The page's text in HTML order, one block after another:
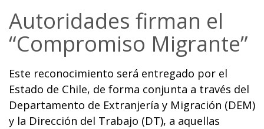
Autoridades firman el
“Compromiso Migrante”
Este reconocimiento será entregado por el
Estado de Chile, de forma conjunta a través del
Departamento de Extranjería y Migración (DEM)
y la Dirección del Trabajo (DT), a aquellas